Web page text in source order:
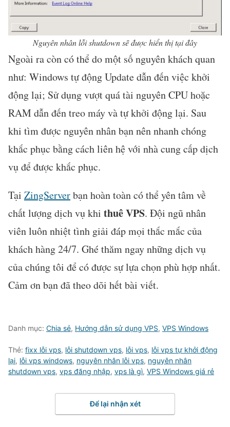
Nguyên nhân lỗi shutdown sẽ được hiển thị tại đây
Ngoài ra còn có thể do một số nguyên khách quan
như: Windows tự động Update dẫn đến việc khởi
động lại; Sử dụng vượt quá tài nguyên CPU hoặc
RAM dẫn đến treo máy và tự khởi động lại. Sau
khi tìm được nguyên nhân bạn nên nhanh chóng
khắc phục bằng cách liên hệ với nhà cung cấp dịch
vụ để được khắc phục.
Tại ZingServerbạn hoàn toàn có thể yên tâm về
chất lượng dịch vụ khi thuê VPS. Đội ngũ nhân
viên luôn nhiệt tình giải đáp mọi thắc mắc của
khách hàng 24/7. Ghé thăm ngay những dịch vụ
của chúng tôi để có được sự lựa chọn phù hợp nhất.
Cảm ơn bạn đã theo dõi hết bài viết.
Danh mục: Chia sẻ, Hướng dẫn sử dụng VPS, VPS Windows
Thẻ: fixx lỗi vps, lỗi shutdown vps, lỗi vps, lỗi vps tự khởi động
lại, lỗi vps windows, nguyên nhân lỗi vps, nguyên nhân
shutdown vps, vps đăng nhập, vps là gì, VPS Windows giá rẻ
Để lại nhận xét